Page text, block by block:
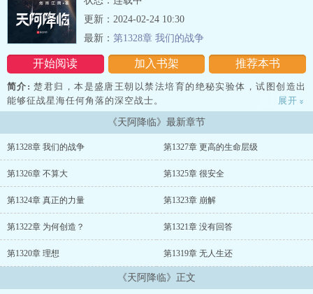
开始阅读 加入书架 推荐本书
更新：2024-02-24 10:30
最新： 第1328章 我们的战争
简介: 楚君归，本是盛唐王朝以禁法培育的绝秘实验体，试图创造出
能够征战星海任何角落的深空战士。
然而在一次意外中，他脱离实验基地，破除限制，得到独立人格。自
此在这星际开拓的大时代中，他征战八方，踏尽星河，终为人类开启
展开 »
《天阿降临》最新章节
第1328章 我们的战争 第1327章 更高的生命层级
第1326章 不算大 第1325章 很安全
第1324章 真正的力量 第1323章 崩解
第1322章 为何创造？ 第1321章 没有回答
第1320章 理想 第1319章 无人生还
《天阿降临》正文